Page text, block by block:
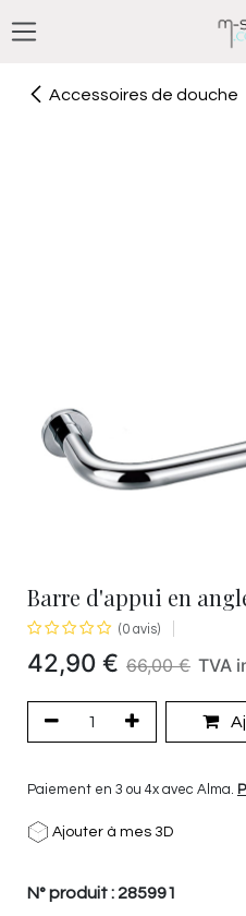
Accessoires de douche
Barre d'appui en
(0 avis)
42,90 € 66,00€ TVA
Paiement en 3 ou 4x avec Alma.
Ajouter à mes 3D
N° produit : 285991